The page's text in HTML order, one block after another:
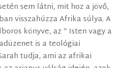
sem látni, mit hoz a jövő,
visszahúzza Afrika súlya. A
könyve, az ” Isten vagy a
is a teológiai
tudja, ami az afrikai